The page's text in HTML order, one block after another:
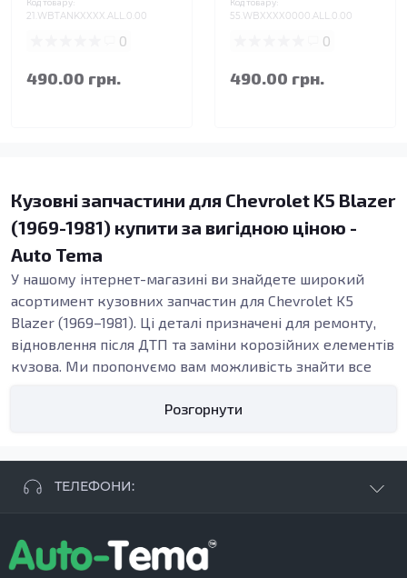
21.WBTANKXXXX.ALL.0.00
0
490.00 грн.
55.WBXXXX0000.ALL.0.00
0
490.00 грн.
Кузовні запчастини для Chevrolet K5 Blazer
(1969-1981) купити за вигідною ціною -
Auto Tema
У нашому інтернет-магазині ви знайдете широкий
асортимент кузовних запчастин для Chevrolet K5
Blazer (1969–1981). Ці деталі призначені для ремонту,
відновлення після ДТП та заміни корозійних елементів
кузова. Ми пропонуємо вам можливість знайти все
забезпечуючи надійність та якість кожної запчастини.
В нашій категорії ви зможете знайти різноманітні
кузовні деталі, таких як пороги, підсилювачі, арки та
забезпечуючи його міцність та безпеку. Наприклад,
внутрішні порогислугують важливою частиною
Розгорнути
ТЕЛЕФОНИ:
+38 096 250 84 38
+38 099 657 61 50